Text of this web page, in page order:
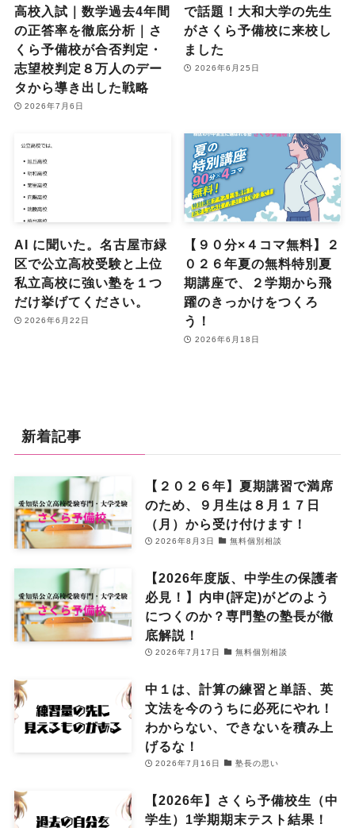
高校入試｜数学過去4年間
の正答率を徹底分析｜さ
くら予備校が合否判定・
志望校判定８万人のデー
タから導き出した戦略
2026年7月6日
で話題！大和大学の先生
がさくら予備校に来校し
ました
2026年6月25日
AI に聞いた。名古屋市緑
区で公立高校受験と上位
私立高校に強い塾を１つ
だけ挙げてください。
2026年6月22日
【９０分×４コマ無料】２
０２６年夏の無料特別夏
期講座で、２学期から飛
躍のきっかけをつくろ
う！
2026年6月18日
新着記事
【２０２６年】夏期講習で満席
のため、９月生は８月１７日
（月）から受け付けます！
2026年8月3日 無料個別相談
【2026年度版、中学生の保護者
必見！】内申(評定)がどのよう
につくのか？専門塾の塾長が徹
底解説！
2026年7月17日 無料個別相談
中１は、計算の練習と単語、英
文法を今のうちに必死にやれ！
わからない、できないを積み上
げるな！
2026年7月16日 塾長の思い
【2026年】さくら予備校生（中
学生）1学期期末テスト結果！